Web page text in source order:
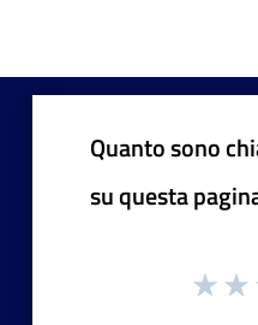
Quanto sono
su questa